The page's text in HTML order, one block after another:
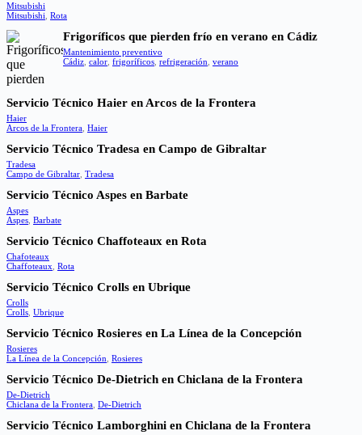
Mitsubishi
Mitsubishi Rota
Frigoríficos que pierden frío en verano en Cádiz
Mantenimiento preventivo
Cádiz calor frigoríficos refrigeración verano
Servicio Técnico Haier en Arcos de la Frontera
Haier
Arcos de la Frontera Haier
Servicio Técnico Tradesa en Campo de Gibraltar
Tradesa
Campo de Gibraltar Tradesa
Servicio Técnico Aspes en Barbate
Aspes
Aspes Barbate
Servicio Técnico Chaffoteaux en Rota
Chafoteaux
Chaffoteaux Rota
Servicio Técnico Crolls en Ubrique
Crolls
Crolls Ubrique
Servicio Técnico Rosieres en La Línea de la Concepción
Rosieres
La Línea de la Concepción Rosieres
Servicio Técnico De-Dietrich en Chiclana de la Frontera
De-Dietrich
Chiclana de la Frontera De-Dietrich
Servicio Técnico Lamborghini en Chiclana de la Frontera